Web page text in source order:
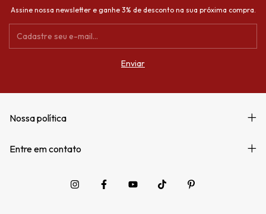
Assine nossa newsletter e ganhe 3% de desconto na sua próxima compra.
Nossa política
Entre em contato